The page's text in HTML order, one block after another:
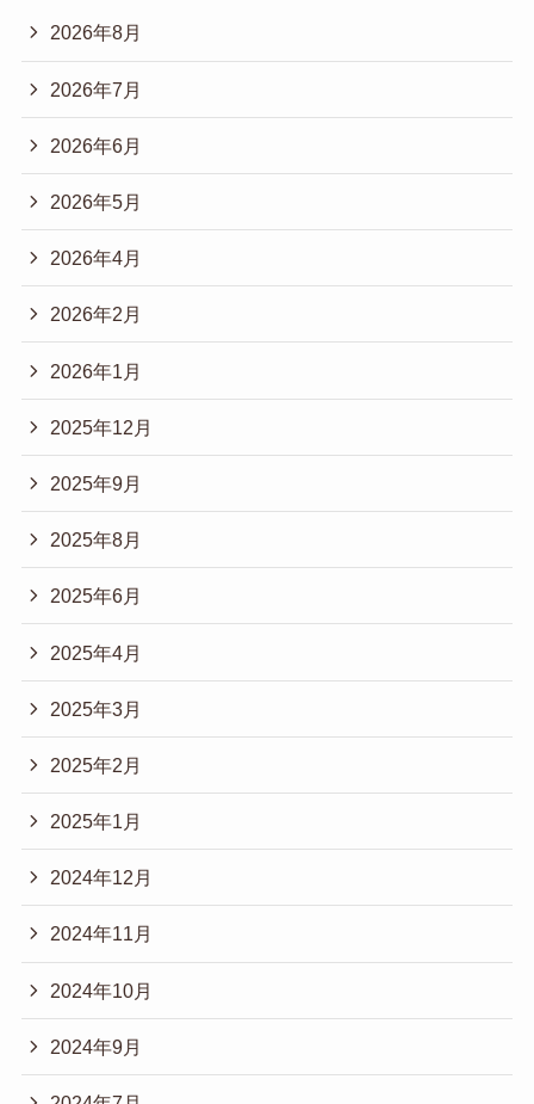
2026年8月
2026年7月
2026年6月
2026年5月
2026年4月
2026年2月
2026年1月
2025年12月
2025年9月
2025年8月
2025年6月
2025年4月
2025年3月
2025年2月
2025年1月
2024年12月
2024年11月
2024年10月
2024年9月